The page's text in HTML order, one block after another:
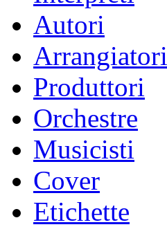
Autori
Arrangiatori
Produttori
Orchestre
Musicisti
Cover
Etichette